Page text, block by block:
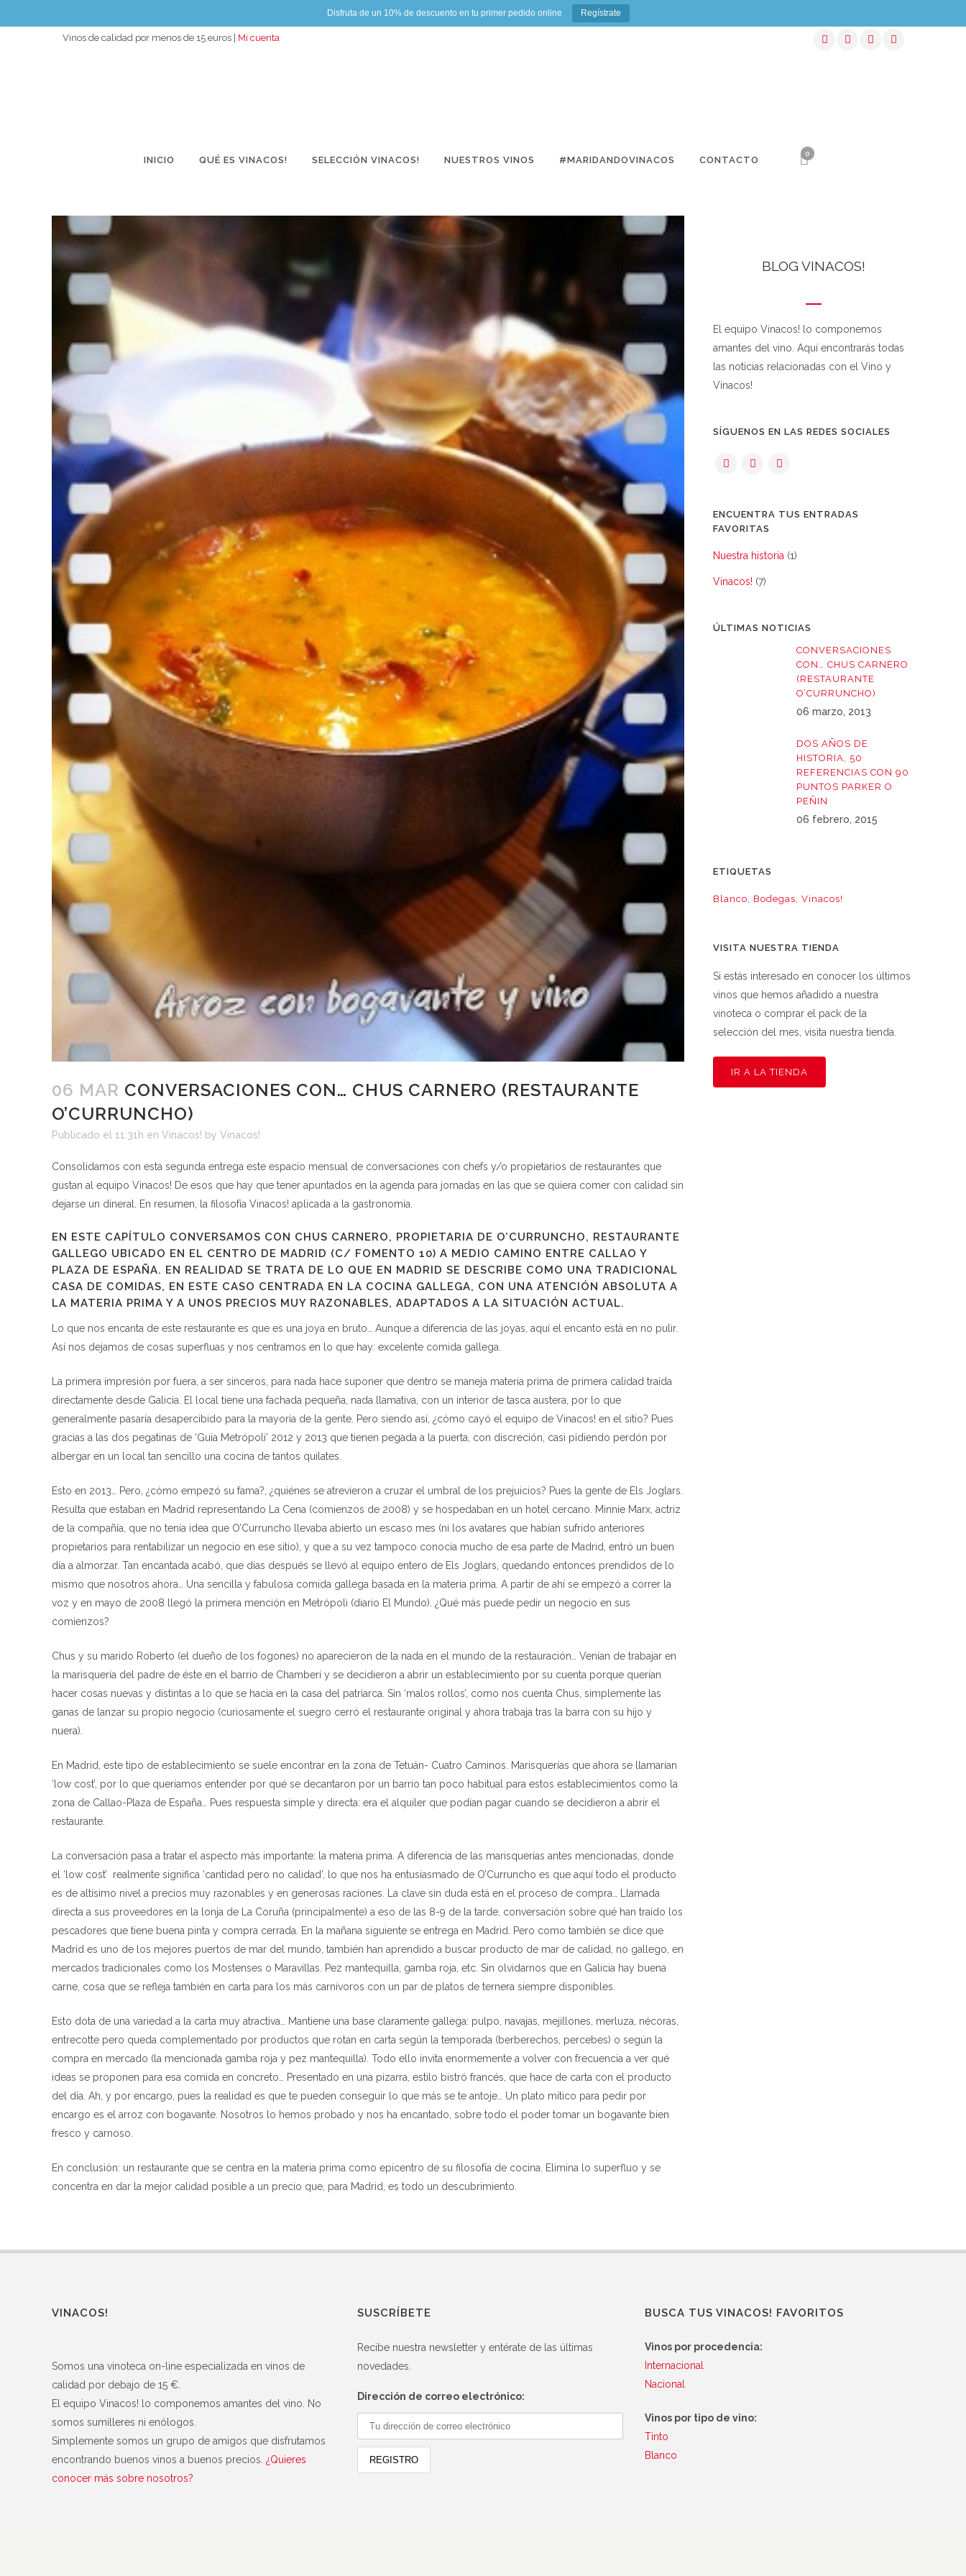
Disfruta de un 10% de descuento en tu primer pedido online Regístrate
Vinos de calidad por menos de 15 euros | Mi cuenta
INICIO QUÉ ES VINACOS! SELECCIÓN VINACOS! NUESTROS VINOS #MARIDANDOVINACOS CONTACTO
0
06 MAR CONVERSACIONES CON… CHUS CARNERO (RESTAURANTE
O’CURRUNCHO)
Publicado el 11:31h en Vinacos! by Vinacos!
Consolidamos con esta segunda entrega este espacio mensual de conversaciones con chefs y/o propietarios de restaurantes que
gustan al equipo Vinacos! De esos que hay que tener apuntados en la agenda para jornadas en las que se quiera comer con calidad sin
dejarse un dineral. En resumen, la filosofía Vinacos! aplicada a la gastronomía.
EN ESTE CAPÍTULO CONVERSAMOS CON CHUS CARNERO, PROPIETARIA DE O’CURRUNCHO, RESTAURANTE
GALLEGO UBICADO EN EL CENTRO DE MADRID (C/ FOMENTO 10) A MEDIO CAMINO ENTRE CALLAO Y
PLAZA DE ESPAÑA. EN REALIDAD SE TRATA DE LO QUE EN MADRID SE DESCRIBE COMO UNA TRADICIONAL
CASA DE COMIDAS, EN ESTE CASO CENTRADA EN LA COCINA GALLEGA, CON UNA ATENCIÓN ABSOLUTA A
LA MATERIA PRIMA Y A UNOS PRECIOS MUY RAZONABLES, ADAPTADOS A LA SITUACIÓN ACTUAL.
Lo que nos encanta de este restaurante es que es una joya en bruto… Aunque a diferencia de las joyas, aquí el encanto está en no pulir.
Así nos dejamos de cosas superfluas y nos centramos en lo que hay: excelente comida gallega.
La primera impresión por fuera, a ser sinceros, para nada hace suponer que dentro se maneja materia prima de primera calidad traída
directamente desde Galicia. El local tiene una fachada pequeña, nada llamativa, con un interior de tasca austera, por lo que
generalmente pasaría desapercibido para la mayoría de la gente. Pero siendo así, ¿cómo cayó el equipo de Vinacos! en el sitio? Pues
gracias a las dos pegatinas de ‘Guía Metrópoli’ 2012 y 2013 que tienen pegada a la puerta, con discreción, casi pidiendo perdón por
albergar en un local tan sencillo una cocina de tantos quilates.
Esto en 2013… Pero, ¿cómo empezó su fama?, ¿quiénes se atrevieron a cruzar el umbral de los prejuicios? Pues la gente de Els Joglars.
Resulta que estaban en Madrid representando La Cena (comienzos de 2008) y se hospedaban en un hotel cercano. Minnie Marx, actriz
de la compañía, que no tenía idea que O’Curruncho llevaba abierto un escaso mes (ni los avatares que habían sufrido anteriores
propietarios para rentabilizar un negocio en ese sitio), y que a su vez tampoco conocía mucho de esa parte de Madrid, entró un buen
día a almorzar. Tan encantada acabó, que días después se llevó al equipo entero de Els Joglars, quedando entonces prendidos de lo
mismo que nosotros ahora… Una sencilla y fabulosa comida gallega basada en la materia prima. A partir de ahí se empezó a correr la
voz y en mayo de 2008 llegó la primera mención en Metrópoli (diario El Mundo). ¿Qué más puede pedir un negocio en sus
comienzos?
Chus y su marido Roberto (el dueño de los fogones) no aparecieron de la nada en el mundo de la restauración… Venían de trabajar en
la marisquería del padre de éste en el barrio de Chamberí y se decidieron a abrir un establecimiento por su cuenta porque querían
hacer cosas nuevas y distintas a lo que se hacía en la casa del patriarca. Sin ‘malos rollos’, como nos cuenta Chus, simplemente las
ganas de lanzar su propio negocio (curiosamente el suegro cerró el restaurante original y ahora trabaja tras la barra con su hijo y
nuera).
En Madrid, este tipo de establecimiento se suele encontrar en la zona de Tetuán- Cuatro Caminos. Marisquerías que ahora se llamarían
‘low cost’, por lo que queríamos entender por qué se decantaron por un barrio tan poco habitual para estos establecimientos como la
zona de Callao-Plaza de España… Pues respuesta simple y directa: era el alquiler que podían pagar cuando se decidieron a abrir el
restaurante.
La conversación pasa a tratar el aspecto más importante: la materia prima. A diferencia de las marisquerías antes mencionadas, donde
el ‘low cost’ realmente significa ‘cantidad pero no calidad’, lo que nos ha entusiasmado de O’Curruncho es que aquí todo el producto
es de altísimo nivel a precios muy razonables y en generosas raciones. La clave sin duda está en el proceso de compra… Llamada
directa a sus proveedores en la lonja de La Coruña (principalmente) a eso de las 8-9 de la tarde, conversación sobre qué han traído los
pescadores que tiene buena pinta y compra cerrada. En la mañana siguiente se entrega en Madrid. Pero como también se dice que
Madrid es uno de los mejores puertos de mar del mundo, también han aprendido a buscar producto de mar de calidad, no gallego, en
mercados tradicionales como los Mostenses o Maravillas. Pez mantequilla, gamba roja, etc. Sin olvidarnos que en Galicia hay buena
carne, cosa que se refleja también en carta para los más carnívoros con un par de platos de ternera siempre disponibles.
Esto dota de una variedad a la carta muy atractiva… Mantiene una base claramente gallega: pulpo, navajas, mejillones, merluza, nécoras,
entrecotte pero queda complementado por productos que rotan en carta según la temporada (berberechos, percebes) o según la
compra en mercado (la mencionada gamba roja y pez mantequilla). Todo ello invita enormemente a volver con frecuencia a ver qué
ideas se proponen para esa comida en concreto… Presentado en una pizarra, estilo bistró francés, que hace de carta con el producto
del día. Ah, y por encargo, pues la realidad es que te pueden conseguir lo que más se te antoje… Un plato mítico para pedir por
encargo es el arroz con bogavante. Nosotros lo hemos probado y nos ha encantado, sobre todo el poder tomar un bogavante bien
fresco y carnoso.
En conclusión: un restaurante que se centra en la materia prima como epicentro de su filosofía de cocina. Elimina lo superfluo y se
concentra en dar la mejor calidad posible a un precio que, para Madrid, es todo un descubrimiento.
BLOG VINACOS!
El equipo Vinacos! lo componemos
amantes del vino. Aquí encontrarás todas
las noticias relacionadas con el Vino y
Vinacos!
SÍGUENOS EN LAS REDES SOCIALES
ENCUENTRA TUS ENTRADAS
FAVORITAS
Nuestra historia (1)
Vinacos! (7)
ÚLTIMAS NOTICIAS
CONVERSACIONES
CON… CHUS CARNERO
(RESTAURANTE
O’CURRUNCHO)
06 marzo, 2013
DOS AÑOS DE
HISTORIA, 50
REFERENCIAS CON 90
PUNTOS PARKER O
PEÑIN
06 febrero, 2015
ETIQUETAS
Blanco Bodegas Vinacos!
VISITA NUESTRA TIENDA
Si estás interesado en conocer los últimos
vinos que hemos añadido a nuestra
vinoteca o comprar el pack de la
selección del mes, visita nuestra tienda.
IR A LA TIENDA
VINACOS!
Somos una vinoteca on-line especializada en vinos de
calidad por debajo de 15 €.
El equipo Vinacos! lo componemos amantes del vino. No
somos sumilleres ni enólogos.
Simplemente somos un grupo de amigos que disfrutamos
encontrando buenos vinos a buenos precios. ¿Quieres
conocer más sobre nosotros?
SUSCRÍBETE
Recibe nuestra newsletter y entérate de las últimas
novedades.
Dirección de correo electrónico:
BUSCA TUS VINACOS! FAVORITOS
Vinos por procedencia:
Internacional
Nacional
Vinos por tipo de vino:
Tinto
Blanco